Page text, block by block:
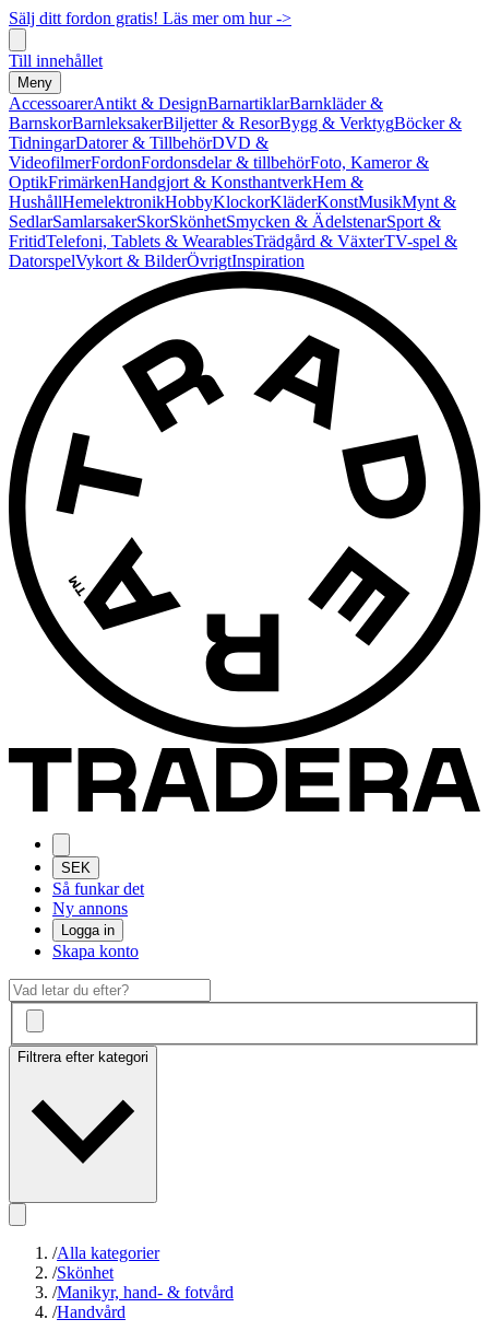
Sälj ditt fordon gratis! Läs mer om hur ->
Till innehållet
Meny
AccessoarerAntikt & DesignBarnartiklarBarnkläder &
BarnskorBarnleksakerBiljetter & ResorBygg & VerktygBöcker &
TidningarDatorer & TillbehörDVD &
VideofilmerFordonFordonsdelar & tillbehörFoto, Kameror &
OptikFrimärkenHandgjort & KonsthantverkHem &
HushållHemelektronikHobbyKlockorKläderKonstMusikMynt &
SedlarSamlarsakerSkorSkönhetSmycken & ÄdelstenarSport &
FritidTelefoni, Tablets & WearablesTrädgård & VäxterTV-spel &
DatorspelVykort & BilderÖvrigtInspiration
SEK
Så funkar det
Ny annons
Logga in
Skapa konto
Filtrera efter kategori
/Alla kategorier
/Skönhet
/Manikyr, hand- & fotvård
/Handvård